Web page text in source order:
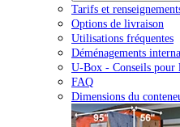
Tarifs et
Options de livraison
Utilisations fréquentes
Déménagements
U-Box - Conseils pour
FAQ
Dimensions du